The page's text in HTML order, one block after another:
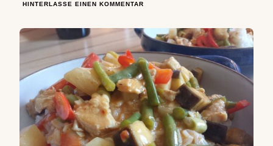
HINTERLASSE EINEN KOMMENTAR
CURRY
MIT
PUTENFLEISCH